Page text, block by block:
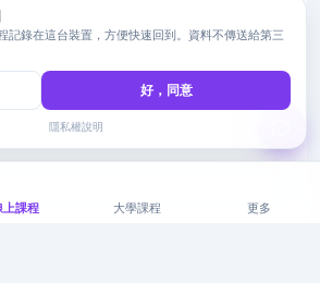
上課程 大學課程 更多
記錄在這台裝置，方便快速回到。資料不傳送給第三
好，同意
隱私權說明